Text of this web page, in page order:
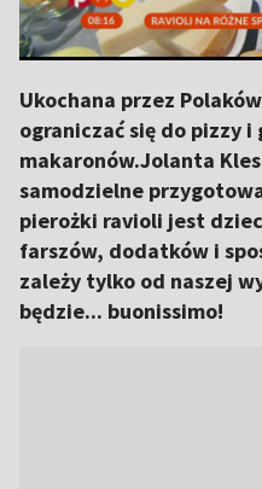
Ukochana przez
ograniczać się do pizzy i
makaronów.Jolanta
samodzielne
pierożki ravioli jest
farszów, dodatków i
zależy tylko od naszej
będzie... buonissimo!